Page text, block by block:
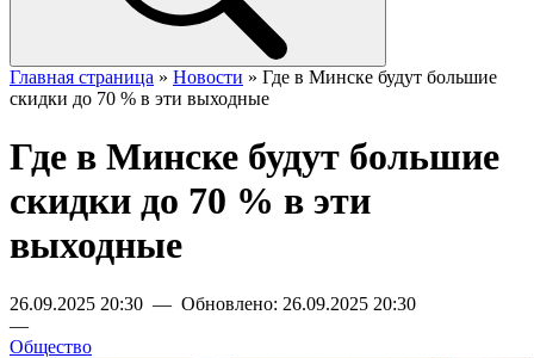
Главная страница » Новости » Где в Минске будут большие
скидки до 70 % в эти выходные
Где в Минске будут большие
скидки до 70 % в эти
выходные
26.09.2025 20:30 — Обновлено: 26.09.2025 20:30
—
Общество